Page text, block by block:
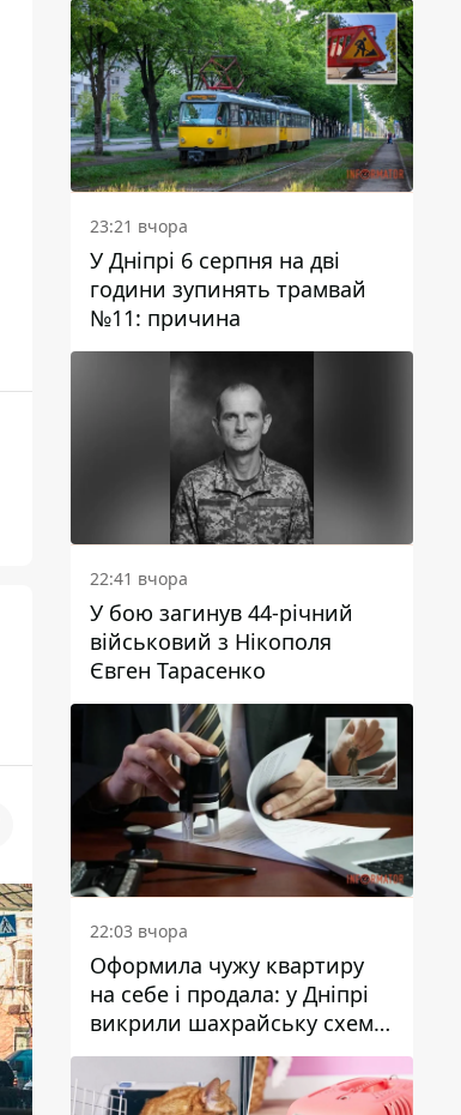
23:21 вчора
У Дніпрі 6 серпня на дві
години зупинять трамвай
№11: причина
22:41 вчора
У бою загинув 44-річний
військовий з Нікополя
Євген Тарасенко
22:03 вчора
Оформила чужу квартиру
на себе і продала: у Дніпрі
викрили шахрайську схему
з нерухомістю